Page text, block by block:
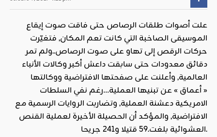
علت أصوات طلقات الرصاص حتى فاقت صوت إيقاع
الموسيقى الصاخبة التي كانت تعم المكان, فتغيّرت
حركات الرقص إلى تهاو على صوت الرصاص..ولم تمر
دقائق معدودات حتى سابقت داعش أكبر وكالات الأنباء
العالمية, وأعلنت على صفحتها الافتراضية ووكالتها
« أعماق » عن تبنيها العملية…رغم نفي السلطات
الامريكية دعشنة العملية, وتضاربت الروايات الرسمية مع
الافتراضية, والمؤكد أن الحصيلة الأخيرة لعملية القنص
العشوائية بلغت.59 قتيلا و241 جريحا.